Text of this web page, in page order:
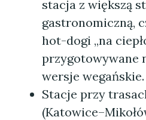
stacja z większą
gastronomiczną,
hot-dogi „na
przygotowywane
wersje wegańskie.
Stacje przy